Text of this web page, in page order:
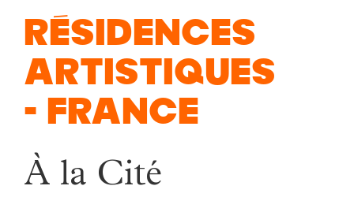
RÉSIDENCES
ARTISTIQUES
- France
À la Cité